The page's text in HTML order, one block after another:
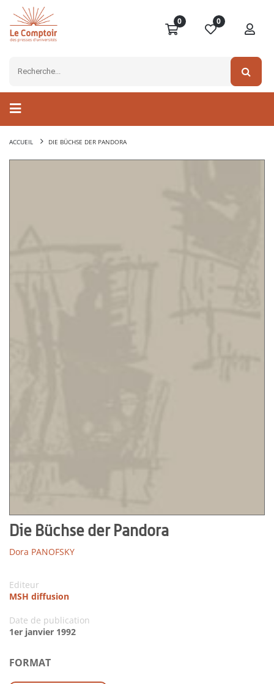
0 0
ACCUEIL DIE BÜCHSE DER PANDORA
Die Büchse der Pandora
Dora PANOFSKY
Editeur
MSH diffusion
Date de publication
1er janvier 1992
FORMAT